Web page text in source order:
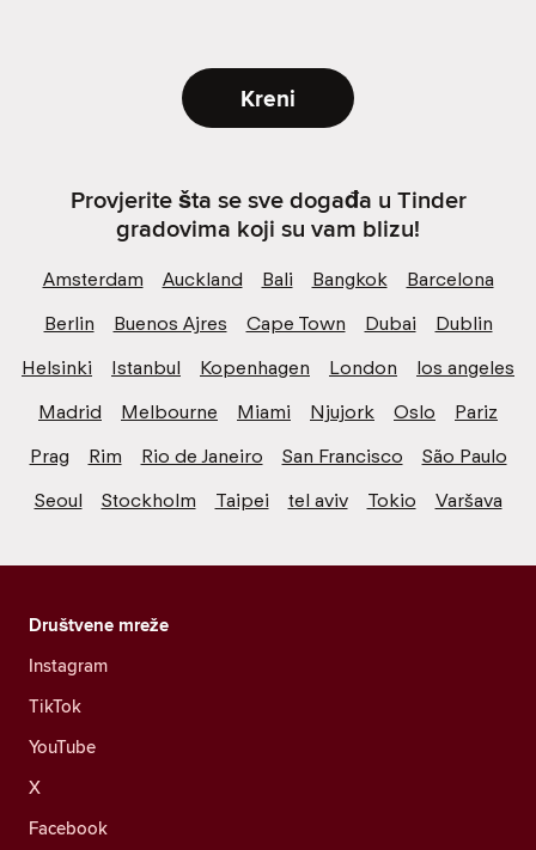
Kreni
Provjerite šta se sve događa u Tinder
gradovima koji su vam blizu!
Amsterdam Auckland Bali Bangkok
Barcelona
Berlin
Buenos Ajres Cape Town Dubai
Dublin
Helsinki
Istanbul Kopenhagen London
los angeles
Madrid
Melbourne Miami Njujork Oslo
Pariz
Prag
Rim Rio de Janeiro San Francisco
São Paulo
Seoul
Stockholm Taipei tel aviv Tokio Varšava
Društvene mreže
Instagram
TikTok
YouTube
X
Facebook